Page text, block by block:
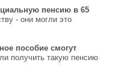
пенсию в 65
- они могли это
пособие смогут
получить такую пенсию